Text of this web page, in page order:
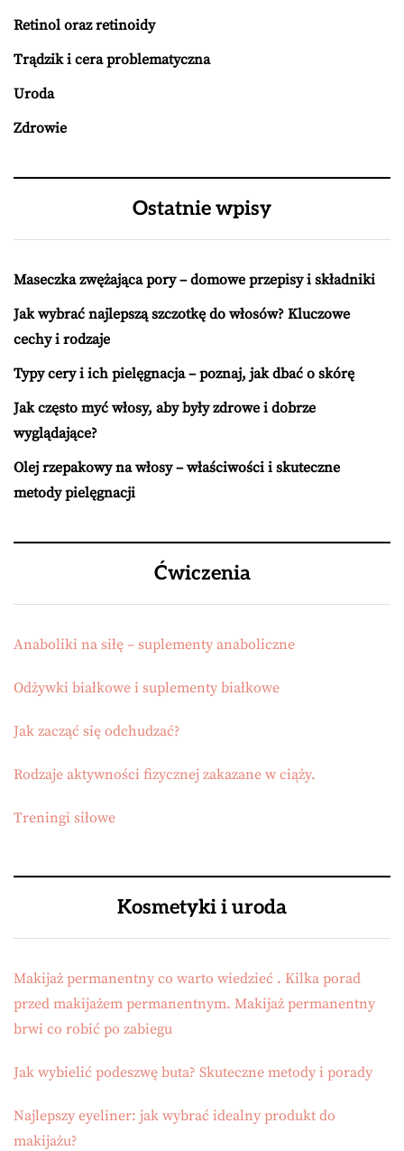
Retinol oraz retinoidy
Trądzik i cera problematyczna
Uroda
Zdrowie
Ostatnie wpisy
Maseczka zwężająca pory – domowe przepisy i składniki
Jak wybrać najlepszą szczotkę do włosów? Kluczowe
cechy i rodzaje
Typy cery i ich pielęgnacja – poznaj, jak dbać o skórę
Jak często myć włosy, aby były zdrowe i dobrze
wyglądające?
Olej rzepakowy na włosy – właściwości i skuteczne
metody pielęgnacji
Ćwiczenia
Anaboliki na siłę – suplementy anaboliczne
Odżywki białkowe i suplementy białkowe
Jak zacząć się odchudzać?
Rodzaje aktywności fizycznej zakazane w ciąży.
Treningi siłowe
Kosmetyki i uroda
Makijaż permanentny co warto wiedzieć . Kilka porad
przed makijażem permanentnym. Makijaż permanentny
brwi co robić po zabiegu
Jak wybielić podeszwę buta? Skuteczne metody i porady
Najlepszy eyeliner: jak wybrać idealny produkt do
makijażu?